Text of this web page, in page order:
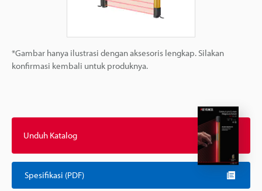
*Gambar hanya ilustrasi dengan aksesoris lengkap. Silakan
konfirmasi kembali untuk produknya.
Unduh Katalog
Spesifikasi (PDF)